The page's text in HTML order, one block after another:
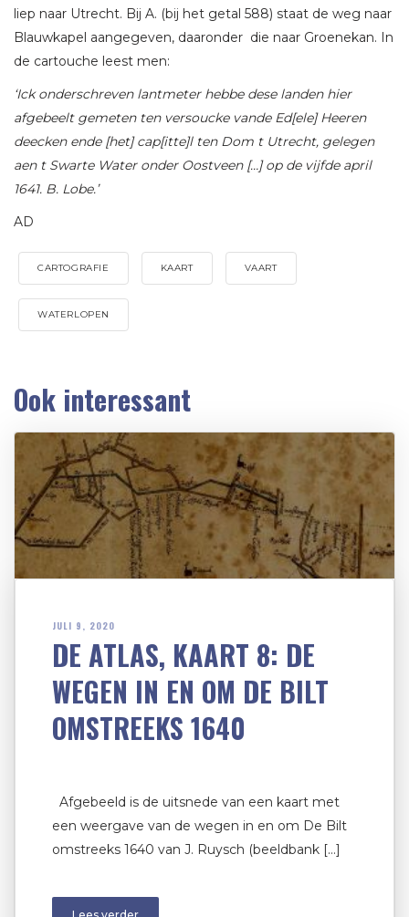
liep naar Utrecht. Bij A. (bij het getal 588) staat de weg naar
Blauwkapel aangegeven, daaronder die naar Groenekan. In
de cartouche leest men:
‘Ick onderschreven lantmeter hebbe dese landen hier
afgebeelt gemeten ten versoucke vande Ed[ele] Heeren
deecken ende [het] cap[itte]l ten Dom t Utrecht, gelegen
aen t Swarte Water onder Oostveen […] op de vijfde april
1641. B. Lobe.’
AD
CARTOGRAFIE KAART VAART
WATERLOPEN
Ook interessant
JULI 9, 2020
DE ATLAS, KAART 8: DE
WEGEN IN EN OM DE BILT
OMSTREEKS 1640
Afgebeeld is de uitsnede van een kaart met
een weergave van de wegen in en om De Bilt
omstreeks 1640 van J. Ruysch (beeldbank […]